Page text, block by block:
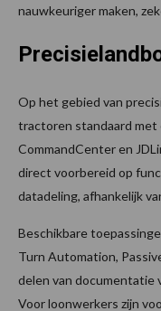
nauwkeuriger maken,
Op het gebied van
tractoren standaard met
CommandCenter en
direct voorbereid op
datadeling, afhankelijk
Beschikbare
Turn Automation,
delen van documentatie
Voor loonwerkers zijn